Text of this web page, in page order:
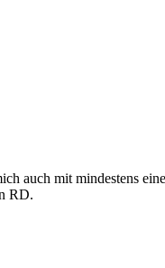
auch mit mindestens
RD.